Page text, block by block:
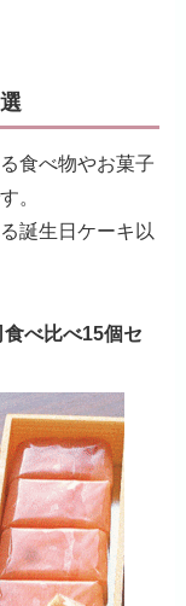
食べ物やお菓子
。
誕生日ケーキ以
べ比べ15個セ